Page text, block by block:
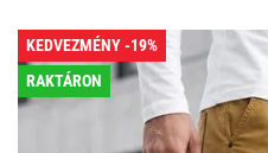
KEDVEZMÉNY -19%
RAKTÁRON